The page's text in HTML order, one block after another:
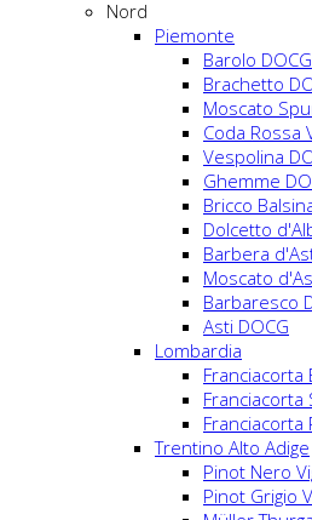
Nord
Piemonte
Barolo DOCG
Brachetto
Moscato
Coda Rossa
Vespolina
Ghemme
Bricco
Dolcetto
Barbera
Moscato
Barbaresco
Asti DOCG
Lombardia
Franciacorta
Franciacorta
Franciacorta
Trentino Alto Adige
Pinot Nero
Pinot Grigio